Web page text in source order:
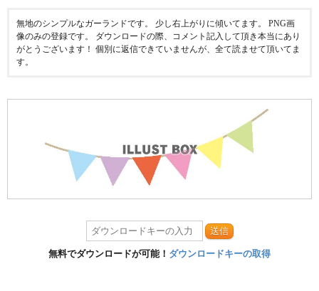
無地のシンプルなガーランドです。 少し右上がりに傾いてます。 PNG画
像のみの登録です。 ダウンロードの際、コメント記入して頂き本当にあり
がとうございます！ 個別に返信できていませんが、全て読ませて頂いてま
す。
送信
無料でダウンロードが可能！ ダウンロードキーの取得